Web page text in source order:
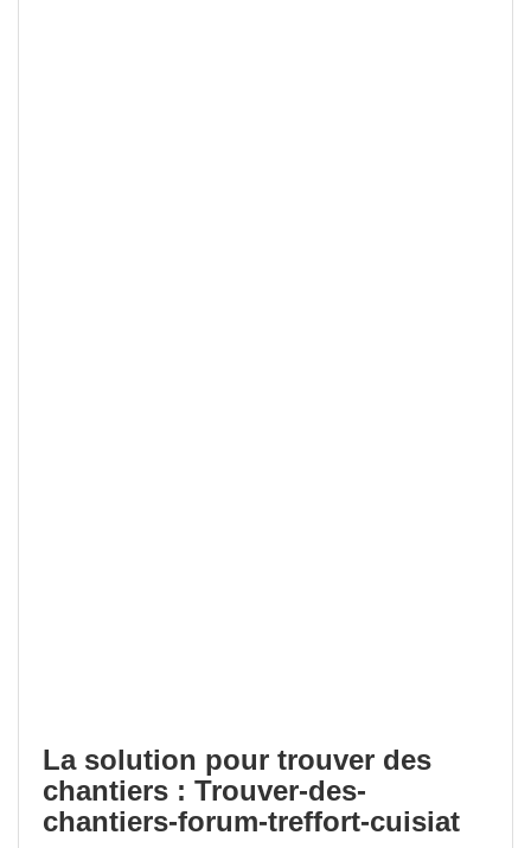
La solution pour trouver des
chantiers : Trouver-des-
chantiers-forum-treffort-cuisiat